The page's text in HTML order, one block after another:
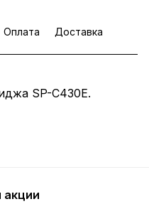
Оплата Доставка
SP-C430E.
акции